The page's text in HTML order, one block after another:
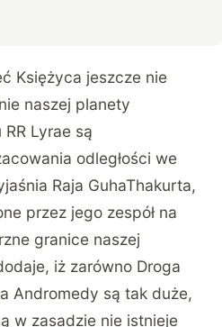
Księżyca jeszcze nie
naszej planety
Lyrae są
odległości we
Raja GuhaThakurta,
przez jego zespół na
granice naszej
iż zarówno Droga
Andromedy są tak duże,
w zasadzie nie istnieje